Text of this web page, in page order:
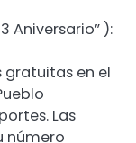
Aniversario” ):
gratuitas en el
Las
número